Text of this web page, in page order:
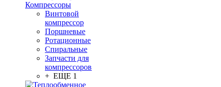
Компрессоры
Винтовой
компрессор
Поршневые
Ротационные
Спиральные
Запчасти для
компрессоров
+ ЕЩЕ 1